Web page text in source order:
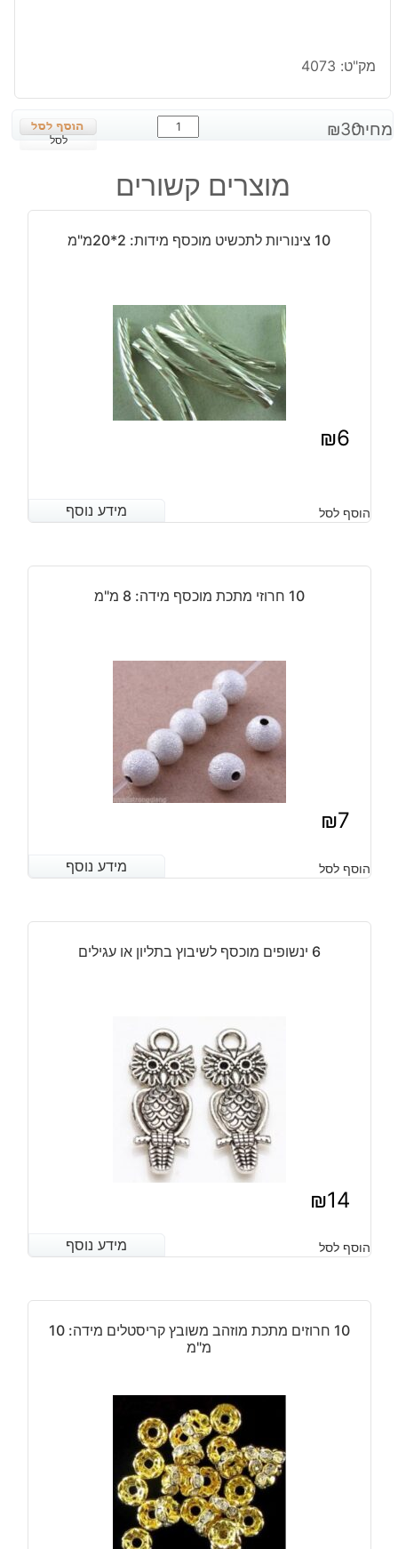
מק"ט: 4073
מחיר: ₪30
כמות
של
שקיות
אריזה
עיצוב
מידה:
9*15
ס"מ
לסל
מוצרים קשורים
10 צינוריות לתכשיט מוכסף מידות: 2*20מ"מ
₪6
מידע נוסף הוסף לסל מידע נוסף
10 חרוזי מתכת מוכסף מידה: 8 מ"מ
₪7
מידע נוסף הוסף לסל מידע נוסף
6 ינשופים מוכסף לשיבוץ בתליון או עגילים
₪14
מידע נוסף הוסף לסל מידע נוסף
10 חרוזים מתכת מוזהב משובץ קריסטלים מידה: 10
מ"מ